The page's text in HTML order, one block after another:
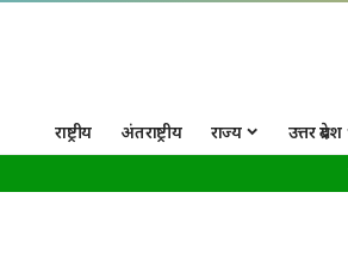
राष्ट्रीय अंतराष्ट्रीय राज्य उत्तर प्रदेश